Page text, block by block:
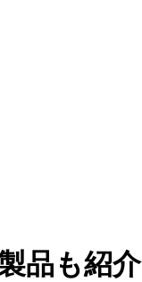
品も紹介